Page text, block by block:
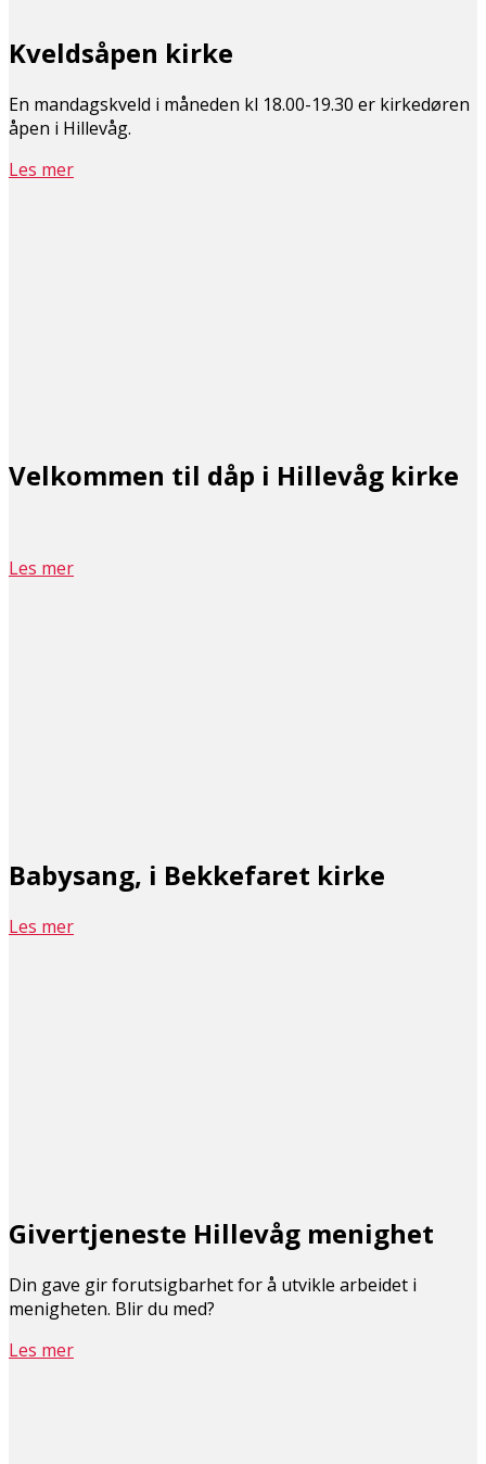
Kveldsåpen kirke
En mandagskveld i måneden kl 18.00-19.30 er kirkedøren
åpen i Hillevåg.
Les mer
Velkommen til dåp i Hillevåg kirke
Les mer
Babysang, i Bekkefaret kirke
Les mer
Givertjeneste Hillevåg menighet
Din gave gir forutsigbarhet for å utvikle arbeidet i
menigheten. Blir du med?
Les mer